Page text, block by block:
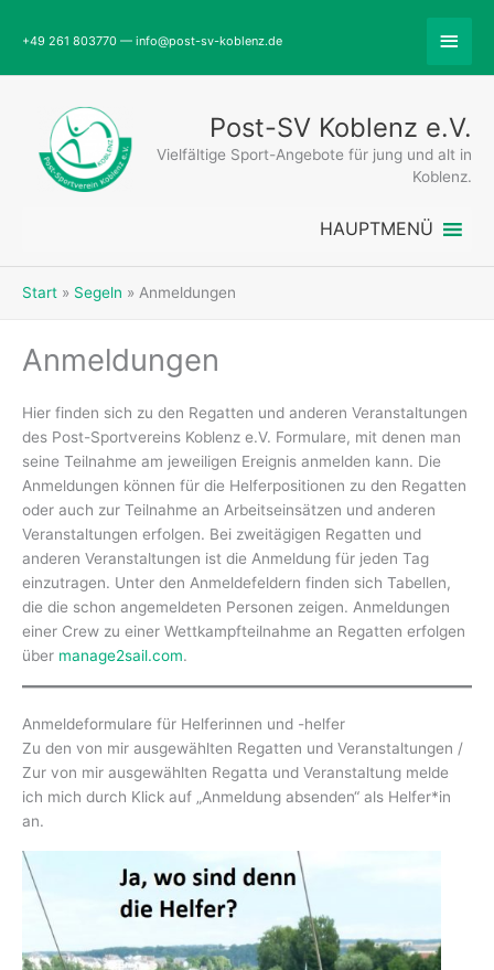
Inhalt+49 261 803770 — info@post-sv-koblenz.de
Post-SV Koblenz e.V.
Vielfältige Sport-Angebote für jung und alt in
Koblenz.
HAUPTMENÜ
Start Segeln Anmeldungen
Anmeldungen
Hier finden sich zu den Regatten und anderen Veranstaltungen
des Post-Sportvereins Koblenz e.V. Formulare, mit denen man
seine Teilnahme am jeweiligen Ereignis anmelden kann. Die
Anmeldungen können für die Helferpositionen zu den Regatten
oder auch zur Teilnahme an Arbeitseinsätzen und anderen
Veranstaltungen erfolgen. Bei zweitägigen Regatten und
anderen Veranstaltungen ist die Anmeldung für jeden Tag
einzutragen. Unter den Anmeldefeldern finden sich Tabellen,
die die schon angemeldeten Personen zeigen. Anmeldungen
einer Crew zu einer Wettkampfteilnahme an Regatten erfolgen
über manage2sail.com.
Anmeldeformulare für Helferinnen und -helfer
Zu den von mir ausgewählten Regatten und Veranstaltungen /
Zur von mir ausgewählten Regatta und Veranstaltung melde
ich mich durch Klick auf „Anmeldung absenden“ als Helfer*in
an.